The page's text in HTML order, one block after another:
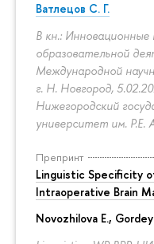
Ватлецов С. Г.
В кн.: Инновационные
образовательной
Международной
г. Н. Новгород,
Нижегородский
университет им. Р.Е.
Препринт
Linguistic Specificity
Intraoperative Brain
Novozhilova E.,